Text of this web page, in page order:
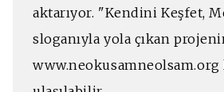
aktarıyor. "Kendini Keşfet,
sloganıyla yola çıkan